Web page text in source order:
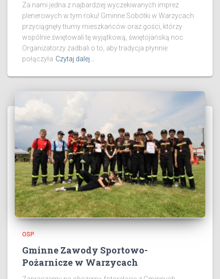
Za nami jedna z najbardziej wyczekiwanych imprez
plenerowych w tym roku! Gminne Sobótki w Warzycach
przyciągnęły tłumy mieszkańców oraz gości, którzy
wspólnie świętowali tę wyjątkową, świętojańską noc.
Organizatorzy zadbali o to, aby tradycja płynnie
połączyła Czytaj dalej…
OSP
Gminne Zawody Sportowo-
Pożarnicze w Warzycach